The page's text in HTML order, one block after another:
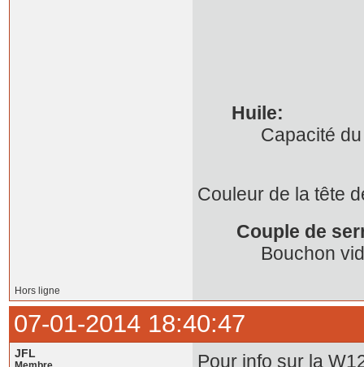
Huile:
Couleur de
Couple de
Bouchon
Hors ligne
07-01-2014 18:40:47
JFL Pour info sur la